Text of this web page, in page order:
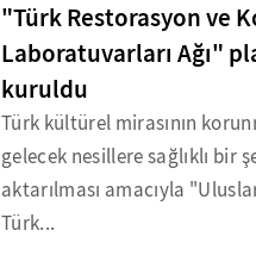
"Türk Restorasyon ve
Laboratuvarları Ağı"
kuruldu
Türk kültürel mirasının
gelecek nesillere sağlıklı bir
aktarılması amacıyla
Türk...